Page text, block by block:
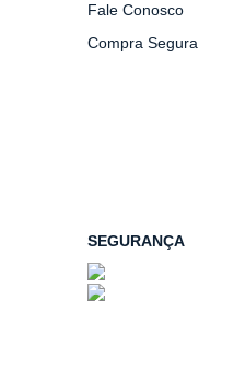
Fale Conosco
Compra Segura
SEGURANÇA